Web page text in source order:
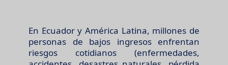
En Ecuador y América Latina, millones de
personas de bajos ingresos enfrentan
riesgos cotidianos (enfermedades,